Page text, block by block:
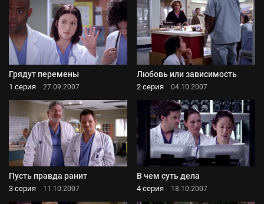
Грядут перемены
1 серия 27.09.2007
Любовь или зависимость
2 серия 04.10.2007
Пусть правда ранит
3 серия 11.10.2007
В чем суть дела
4 серия 18.10.2007